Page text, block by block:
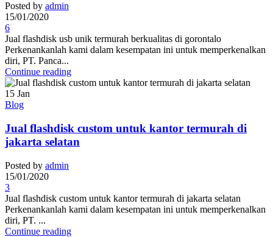
Posted by admin
15/01/2020
6
Jual flashdisk usb unik termurah berkualitas di gorontalo
Perkenankanlah kami dalam kesempatan ini untuk memperkenalkan
diri, PT. Panca...
Continue reading
15 Jan
Blog
Jual flashdisk custom untuk kantor termurah di
jakarta selatan
Posted by admin
15/01/2020
3
Jual flashdisk custom untuk kantor termurah di jakarta selatan
Perkenankanlah kami dalam kesempatan ini untuk memperkenalkan
diri, PT. ...
Continue reading